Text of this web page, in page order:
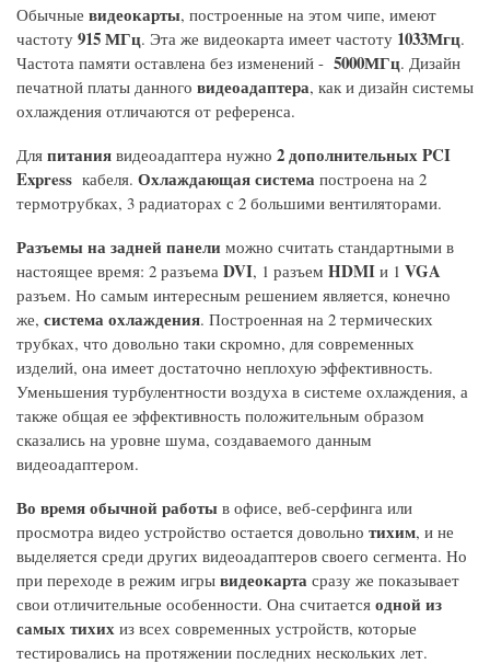
Обычные видеокарты, построенные на этом чипе, имеют
частоту 915 МГц. Эта же видеокарта имеет частоту 1033Мгц.
Частота памяти оставлена без изменений - 5000МГц. Дизайн
печатной платы данного видеоадаптера, как и дизайн системы
охлаждения отличаются от референса.
Для питания видеоадаптера нужно 2 дополнительных PCI
Express кабеля. Охлаждающая система построена на 2
термотрубках, 3 радиаторах с 2 большими вентиляторами.
Разъемы на задней панели можно считать стандартными в
настоящее время: 2 разъема DVI, 1 разъем HDMI и 1 VGA
разъем. Но самым интересным решением является, конечно
же, система охлаждения. Построенная на 2 термических
трубках, что довольно таки скромно, для современных
изделий, она имеет достаточно неплохую эффективность.
Уменьшения турбулентности воздуха в системе охлаждения, а
также общая ее эффективность положительным образом
сказались на уровне шума, создаваемого данным
видеоадаптером.
Во время обычной работы в офисе, веб-серфинга или
просмотра видео устройство остается довольно тихим, и не
выделяется среди других видеоадаптеров своего сегмента. Но
при переходе в режим игры видеокарта сразу же показывает
свои отличительные особенности. Она считается одной из
самых тихих из всех современных устройств, которые
тестировались на протяжении последних нескольких лет.